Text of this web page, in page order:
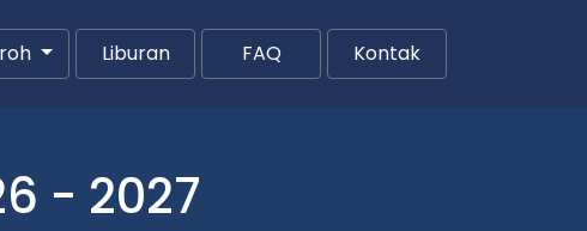
Liburan FAQ Kontak
- 2027